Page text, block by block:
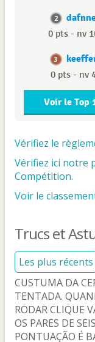
2
0 pts - nv
3
0 pts - nv
Voir le Top
Vérifiez le
Vérifiez ici notre
Compétition.
Voir le
Trucs et
Les plus récents
CUSTUMA DA
TENTADA.
RODAR CLIQUE
OS PARES DE
PONTUAÇÃO É